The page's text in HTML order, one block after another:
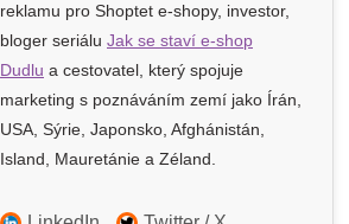
reklamu pro Shoptet e-shopy, investor,
bloger seriálu Jak se staví e-shop
Dudlu a cestovatel, který spojuje
marketing s poznáváním zemí jako Írán,
USA, Sýrie, Japonsko, Afghánistán,
Island, Mauretánie a Zéland.